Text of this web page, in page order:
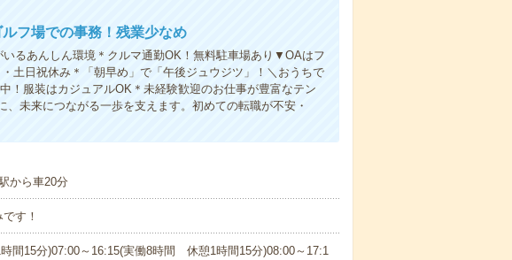
フ場での事務！残業少なめ
るあんしん環境＊クルマ通勤OK！無料駐車場あり▼OAはフ
土日祝休み＊「朝早め」で「午後ジュウジツ」！＼おうちで
！服装はカジュアルOK＊未経験歓迎のお仕事が豊富なテン
未来につながる一歩を支えます。初めての転職が不安・
から車20分
す！
間15分)07:00～16:15(実働8時間 休憩1時間15分)08:00～17:1